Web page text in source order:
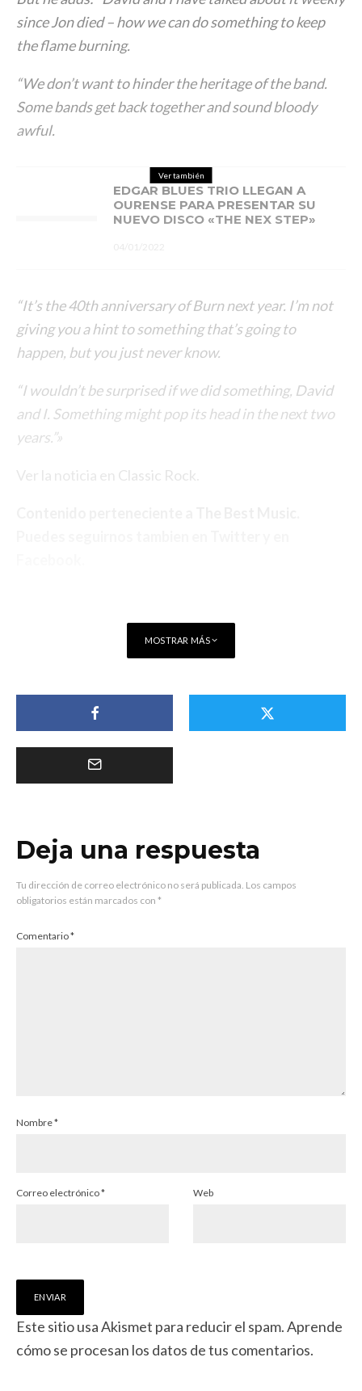
since Jon died – how we can do something to keep
the flame burning.
“We don’t want to hinder the heritage of the band.
Some bands get back together and sound bloody
awful.
Ver también
EDGAR BLUES TRIO LLEGAN A
OURENSE PARA PRESENTAR SU
NUEVO DISCO «THE NEX STEP»
“It’s the 40th anniversary of Burn next year. I’m not
giving you a hint to something that’s going to
happen, but you just never know.
“I wouldn’t be surprised if we did something, David
and I. Something might pop its head in the next two
years.”»
Ver la noticia en Classic Rock
MOSTRAR MÁS
Deja una respuesta
Tu dirección de correo electrónico no será publicada. Los campos
obligatorios están marcados con *
Comentario*
Nombre*
Correo electrónico* Web
Este sitio usa Akismet para reducir el spam.Aprende
cómo se procesan los datos de tus comentarios.